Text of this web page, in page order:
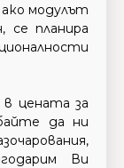
модулът
се планира
цената за
да ни
Ви